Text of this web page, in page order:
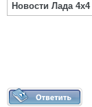
Новости Лада 4х4